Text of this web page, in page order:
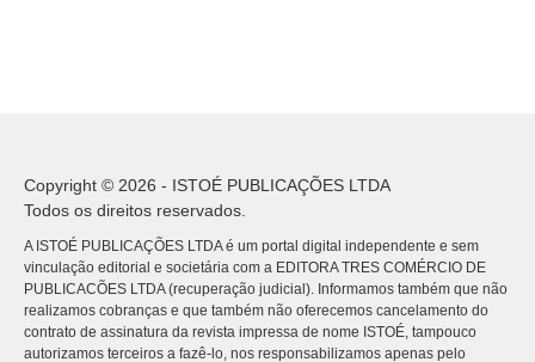
Copyright © 2026 - ISTOÉ PUBLICAÇÕES LTDA
Todos os direitos reservados.
A ISTOÉ PUBLICAÇÕES LTDA é um portal digital independente e sem
vinculação editorial e societária com a EDITORA TRES COMÉRCIO DE
PUBLICACÕES LTDA (recuperação judicial). Informamos também que não
realizamos cobranças e que também não oferecemos cancelamento do
contrato de assinatura da revista impressa de nome ISTOÉ, tampouco
autorizamos terceiros a fazê-lo, nos responsabilizamos apenas pelo